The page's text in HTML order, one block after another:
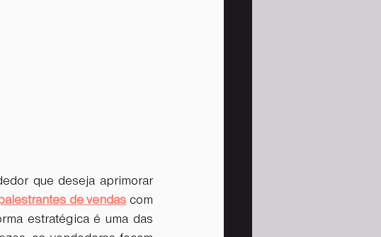
que deseja aprimorar
de vendas com
estratégica é uma das